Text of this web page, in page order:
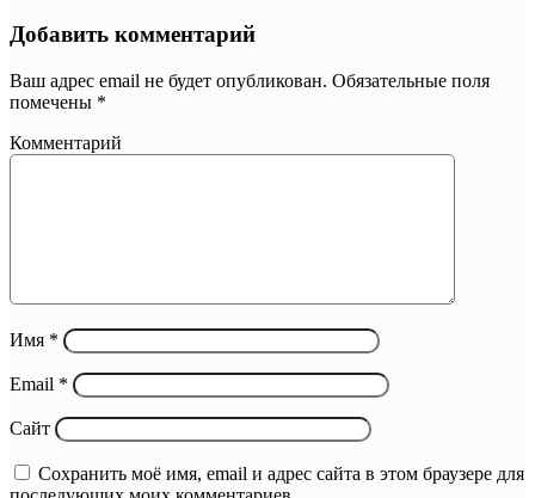
Добавить комментарий
Ваш адрес email не будет опубликован. Обязательные поля
помечены *
Комментарий
Имя *
Email *
Сайт
Сохранить моё имя, email и адрес сайта в этом браузере для